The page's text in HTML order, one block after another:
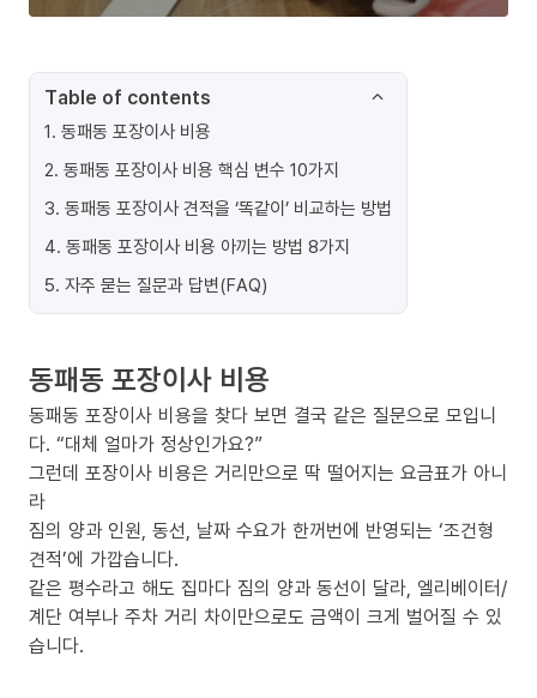
Table of contents
1. 동패동 포장이사 비용
2. 동패동 포장이사 비용 핵심 변수 10가지
3. 동패동 포장이사 견적을 ‘똑같이’ 비교하는 방법
4. 동패동 포장이사 비용 아끼는 방법 8가지
5. 자주 묻는 질문과 답변(FAQ)
동패동 포장이사 비용
동패동 포장이사 비용을 찾다 보면 결국 같은 질문으로 모입니
다. “대체 얼마가 정상인가요?”
그런데 포장이사 비용은 거리만으로 딱 떨어지는 요금표가 아니
라
짐의 양과 인원, 동선, 날짜 수요가 한꺼번에 반영되는 ‘조건형
견적’에 가깝습니다.
같은 평수라고 해도 집마다 짐의 양과 동선이 달라, 엘리베이터/
계단 여부나 주차 거리 차이만으로도 금액이 크게 벌어질 수 있
습니다.